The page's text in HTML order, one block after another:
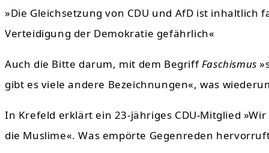
»Die Gleichsetzung von CDU und AfD ist inhaltlich
Verteidigung der Demokratie gefährlich«
Auch die Bitte darum, mit dem BegriffFaschismus
gibt es viele andere Bezeichnungen«, was
In Krefeld erklärt ein 23-jähriges CDU-Mitglied
die Muslime«. Was empörte Gegenreden